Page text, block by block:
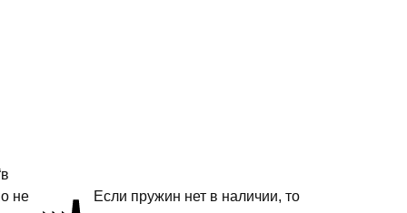
не
Если пружин нет в наличии, то